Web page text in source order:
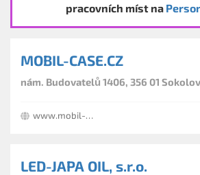
pracovních míst na
MOBIL-CASE.CZ
nám. Budovatelů 1406, 356 01 Sokolov
www.mobil-case.cz
LED-JAPA OIL, s.r.o.